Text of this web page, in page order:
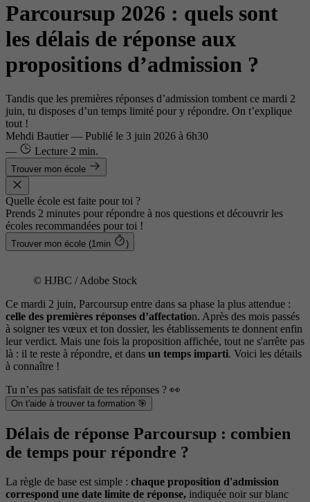
Parcoursup 2026 : quels sont
les délais de réponse aux
propositions d’admission ?
Tandis que les premières réponses d’admission tombent ce mardi 2
juin, tu disposes d’un temps limité pour y répondre. On t’explique
tout !
Mehdi Bautier — Publié le 3 juin 2026 à 6h30
—
Lecture 2 min.
Trouver mon école
Quelle école est faite pour toi ?
Prends 2 minutes pour répondre à nos questions et découvrir les
écoles recommandées pour toi !
Trouver mon école (1min )
© HJBC / Adobe Stock
Ce mardi 2 juin, Parcoursup entre dans sa phase la plus attendue :
celle des premières réponses d’affectation. Après des mois passés
à soigner tes vœux et ton dossier, les établissements te donnent enfin
leur verdict. Mais une fois la proposition affichée, tout ne s'arrête pas
là : il te reste à répondre, et dans un temps imparti. Voici les détails
à connaître !
Tu n’es pas satisfait de tes réponses ? 👀
On t'aide à trouver ta formation 🎯
Délais de réponse Parcoursup : combien
de temps pour répondre ?
La règle de base est simple : chaque proposition d'admission
correspond une date limite de réponse, indiquée noir sur blanc